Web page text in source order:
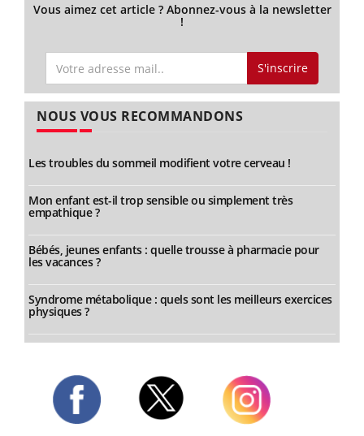
Vous aimez cet article ? Abonnez-vous à la newsletter
!
S'inscrire
NOUS VOUS RECOMMANDONS
Les troubles du sommeil modifient votre cerveau !
Mon enfant est-il trop sensible ou simplement très
empathique ?
Bébés, jeunes enfants : quelle trousse à pharmacie pour
les vacances ?
Syndrome métabolique : quels sont les meilleurs exercices
physiques ?